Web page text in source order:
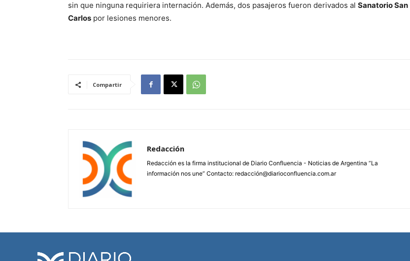
sin que ninguna requiriera internación. Además, dos pasajeros fueron derivados al Sanatorio San
Carlos por lesiones menores.
Compartir
Redacción
Redacción es la firma institucional de Diario Confluencia - Noticias de Argentina “La
información nos une” Contacto: redacción@diarioconfluencia.com.ar